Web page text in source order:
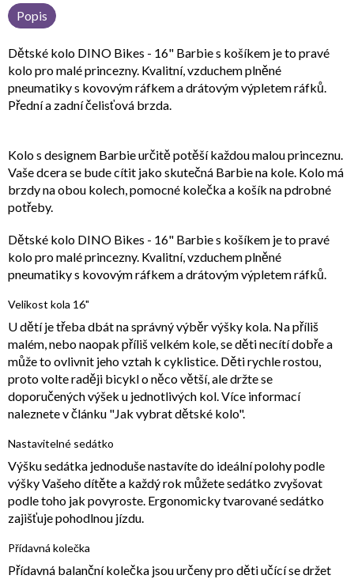
Popis
Dětské kolo DINO Bikes - 16" Barbie s košíkem je to pravé
kolo pro malé princezny. Kvalitní, vzduchem plněné
pneumatiky s kovovým ráfkem a drátovým výpletem ráfků.
Přední a zadní čelisťová brzda.
Kolo s designem Barbie určitě potěší každou malou princeznu.
Vaše dcera se bude cítit jako skutečná Barbie na kole. Kolo má
brzdy na obou kolech, pomocné kolečka a košík na pdrobné
potřeby.
Dětské kolo DINO Bikes - 16" Barbie s košíkem je to pravé
kolo pro malé princezny. Kvalitní, vzduchem plněné
pneumatiky s kovovým ráfkem a drátovým výpletem ráfků.
Velikost kola 16"
U dětí je třeba dbát na správný výběr výšky kola. Na příliš
malém, nebo naopak příliš velkém kole, se děti necítí dobře a
může to ovlivnit jeho vztah k cyklistice. Děti rychle rostou,
proto volte raději bicykl o něco větší, ale držte se
doporučených výšek u jednotlivých kol. Více informací
naleznete v článku "Jak vybrat dětské kolo".
Nastavitelné sedátko
Výšku sedátka jednoduše nastavíte do ideální polohy podle
výšky Vašeho dítěte a každý rok můžete sedátko zvyšovat
podle toho jak povyroste. Ergonomicky tvarované sedátko
zajišťuje pohodlnou jízdu.
Přídavná kolečka
Přídavná balanční kolečka jsou určeny pro děti učící se držet